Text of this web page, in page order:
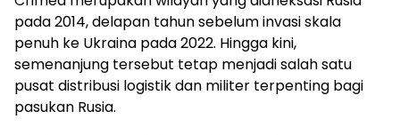
pada 2014, delapan tahun sebelum invasi skala
penuh ke Ukraina pada 2022. Hingga kini,
semenanjung tersebut tetap menjadi salah satu
pusat distribusi logistik dan militer terpenting bagi
pasukan Rusia.